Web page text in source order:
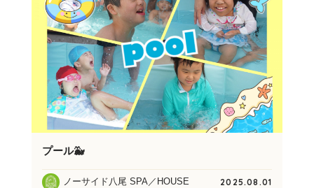
プール🐳
ノーサイド八尾 SPA／HOUSE 2025.08.01